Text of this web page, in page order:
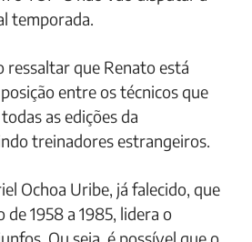
provavelmente será
aos demais treinadores
vista os quatro demais
o TOP-5 não vão disputar a
temporada.
que Renato está
entre os técnicos que
as edições da